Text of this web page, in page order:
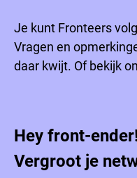
Je kunt Fronteers
Vragen en
daar kwijt. Of bekijk
Hey front-
Vergroot je